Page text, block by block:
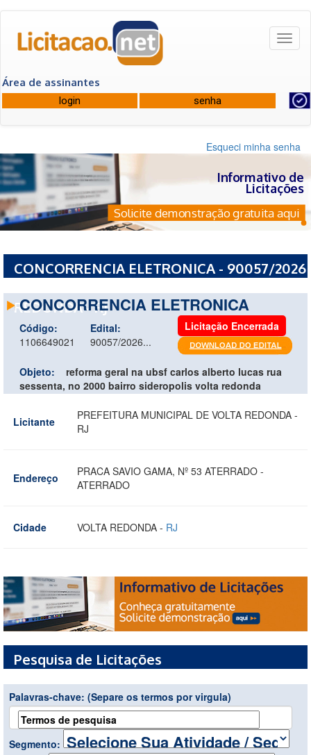
Área de assinantes
Esqueci minha senha
Informativo de
Licitações
Solicite demonstração gratuita aqui
CONCORRENCIA ELETRONICA - 90057/2026
REDONDA - RJ
CONCORRENCIA ELETRONICA
Código:
1106649021
Edital:
90057/2026...
Licitação Encerrada
Objeto:
reforma geral na ubsf carlos alberto lucas rua
sessenta, no 2000 bairro sideropolis volta redonda
Licitante
PREFEITURA MUNICIPAL DE VOLTA REDONDA -
RJ
Endereço
PRACA SAVIO GAMA, Nº 53 ATERRADO -
ATERRADO
Cidade VOLTA REDONDA - RJ
Pesquisa de Licitações
Palavras-chave: (Separe os termos por virgula)
Segmento: